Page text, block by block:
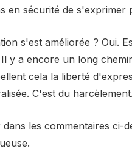
en sécurité de s'exprimer
s'est améliorée ? Oui.
y a encore un long
cela la liberté
C'est du
les commentaires ci-